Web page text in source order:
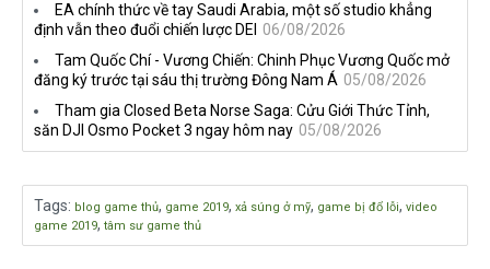
EA chính thức về tay Saudi Arabia, một số studio khẳng
định vẫn theo đuổi chiến lược DEI
06/08/2026
Tam Quốc Chí - Vương Chiến: Chinh Phục Vương Quốc mở
đăng ký trước tại sáu thị trường Đông Nam Á 05/08/2026
Tham gia Closed Beta Norse Saga: Cửu Giới Thức Tỉnh,
săn DJI Osmo Pocket 3 ngay hôm nay 05/08/2026
Tags: blog game thủ, game 2019, xả súng ở mỹ, game bị đổ lỗi, video
game 2019, tâm sư game thủ